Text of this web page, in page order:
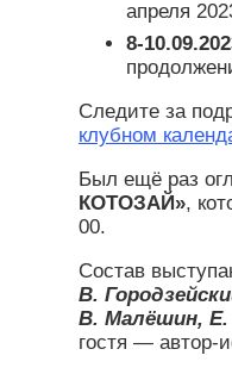
апреля
8-
Следите за
клубном
Был ещё раз
КОТОЗАЙ»,
00.
Состав
В.
В. Малёшин, Е.
гостя — автор-